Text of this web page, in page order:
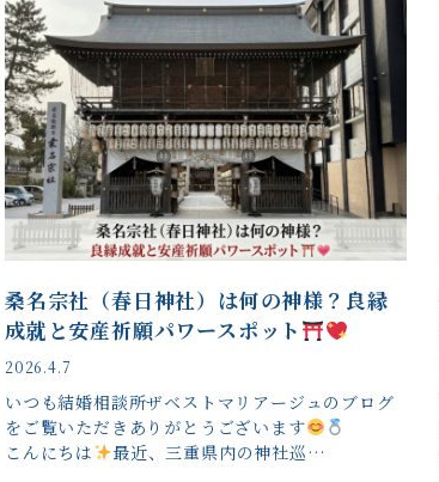
桑名宗社（春日神社）は何の神様？良縁
成就と安産祈願パワースポット
2026.4.7
いつも結婚相談所ザベストマリアージュのブログ
をご覧いただきありがとうございます
こんにちは
最近、三重県内の神社巡…